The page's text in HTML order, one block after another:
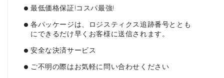
• 最低価格保証!コスパ最強!
• 各パッケージは、ロジスティクス追跡番号ととも
にできるだけ早くお客様に送信されます。
• 安全な決済サービス
• ご不明の際はお気軽に問い合わせください